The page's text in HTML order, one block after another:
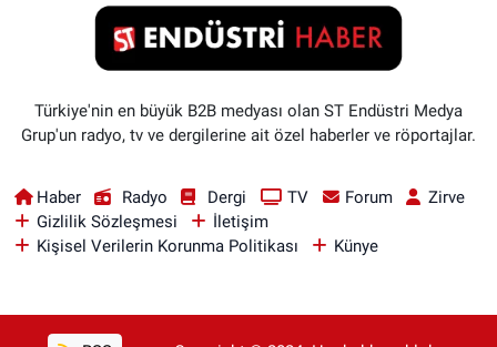
Türkiye'nin en büyük B2B medyası olan ST Endüstri Medya
Grup'un radyo, tv ve dergilerine ait özel haberler ve röportajlar.
Haber Radyo Dergi TV Forum
Zirve
Gizlilik Sözleşmesi
İletişim
Kişisel Verilerin Korunma Politikası
Künye